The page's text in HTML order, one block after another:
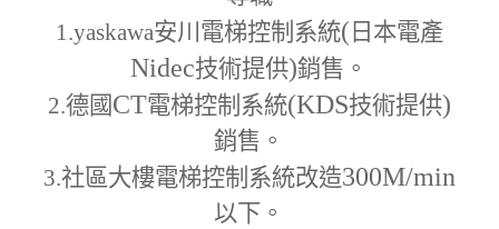
1.yaskawa安川電梯控制系統( 日本電產
Nidec技術提供)銷售。
2.德國 CT電梯控制系統(KDS技術提供)
銷售。
3.社區大樓電梯控制系統改造300M/min
以下。